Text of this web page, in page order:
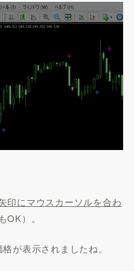
印にマウスカーソルを合わ
OK）。
が表示されましたね。